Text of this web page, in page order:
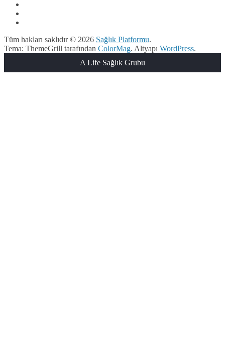
Tüm hakları saklıdır © 2026 Sağlık Platformu.
Tema: ThemeGrill tarafından ColorMag. Altyapı WordPress.
A Life Sağlık Grubu